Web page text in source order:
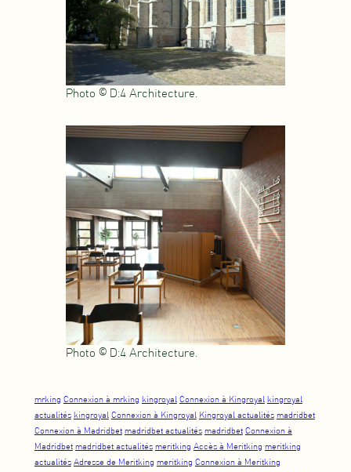
Photo © D:4 Architecture.
Photo © D:4 Architecture.
mrking Connexion à mrking kingroyal Connexion à Kingroyal kingroyal
actualités kingroyal Connexion à Kingroyal Kingroyal actualités madridbet
Connexion à Madridbet madridbet actualités madridbet Connexion à
Madridbet madridbet actualités meritking Accès à Meritking meritking
actualités Adresse de Meritking meritking Connexion à Meritking